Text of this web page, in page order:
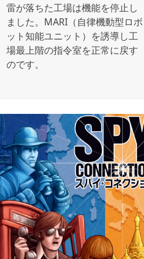
雷が落ちた工場は機能を停止し
ました。MARI（自律機動型ロボ
ット知能ユニット）を誘導し工
場最上階の指令室を正常に戻す
のです。